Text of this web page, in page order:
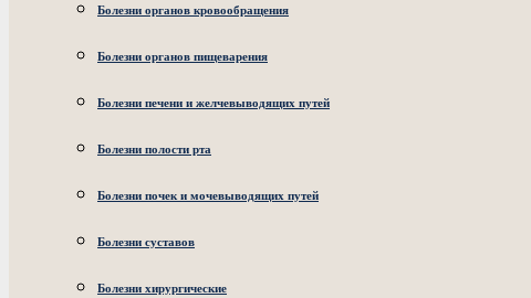
Болезни органов кровообращения
Болезни органов пищеварения
Болезни печени и желчевыводящих путей
Болезни полости рта
Болезни почек и мочевыводящих путей
Болезни суставов
Болезни хирургические